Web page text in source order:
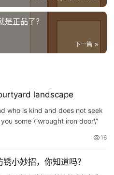
正品了？
下一篇
landscape
who is kind and does not seek
some \”wrought iron door\”
16
小妙招，你知道吗？